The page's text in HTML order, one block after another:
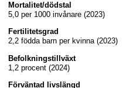
Mortalitet/dödstal
5,0 per 1000 invånare (2023)
Fertilitetsgrad
2,2 födda barn per kvinna (2023)
Befolkningstillväxt
1,2 procent (2024)
Förväntad livslängd